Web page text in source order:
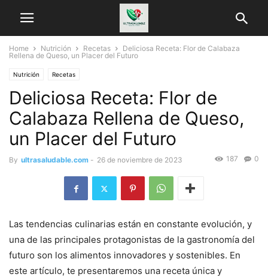
Home Nutrición Recetas
Deliciosa Receta: Flor de Calabaza
Rellena de Queso, un Placer del Futuro
Nutrición Recetas
Deliciosa Receta: Flor de
Calabaza Rellena de Queso,
un Placer del Futuro
By ultrasaludable.com - 26 de noviembre de 2023 0
187
Las tendencias culinarias están en constante evolución, y
una de las principales protagonistas de la gastronomía del
futuro son los alimentos innovadores y sostenibles. En
este artículo, te presentaremos una receta única y